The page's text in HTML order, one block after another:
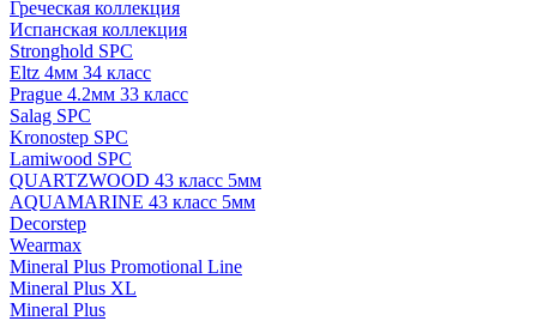
Греческая коллекция
Испанская коллекция
Stronghold SPC
Eltz 4мм 34 класс
Prague 4.2мм 33 класс
Salag SPC
Kronostep SPC
Lamiwood SPC
QUARTZWOOD 43 класс 5мм
AQUAMARINE 43 класс 5мм
Decorstep
Wearmax
Mineral Plus Promotional Line
Mineral Plus XL
Mineral Plus